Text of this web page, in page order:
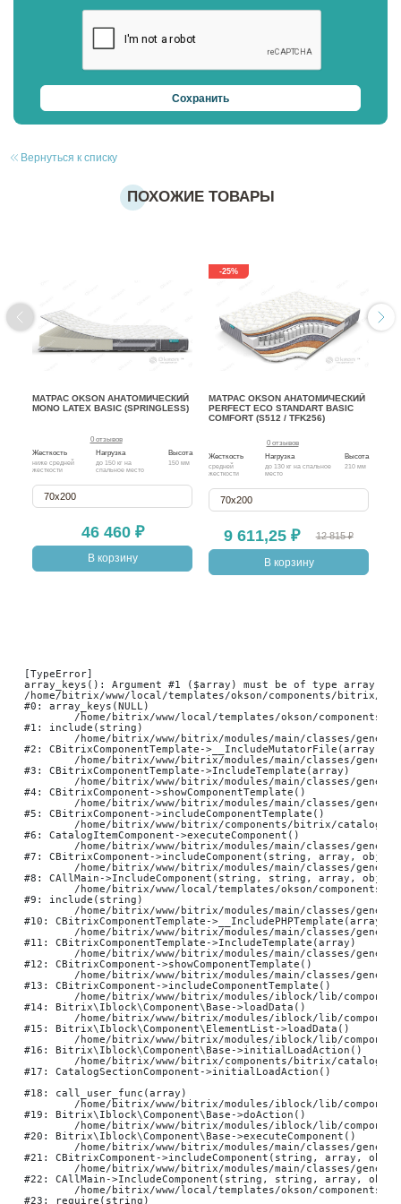
Вернуться к списку
ПОХОЖИЕ ТОВАРЫ
МАТРАС OKSON АНАТОМИЧЕСКИЙ
MONO LATEX BASIC (SPRINGLESS)
0 отзывов
46 460 ₽
Жесткость
ниже средней
жесткости
Нагрузка
до 150 кг на
спальное место
Высота
150 мм
70х200
В корзину
-25%
МАТРАС OKSON АНАТОМИЧЕСКИЙ
PERFECT ECO STANDART BASIC
COMFORT (S512 / TFK256)
0 отзывов
9 611,25 ₽ 12 815 ₽
Жесткость
средней
жесткости
Нагрузка
до 130 кг на спальное
место
Высота
210 мм
70х200
В корзину
[TypeError]
array_keys(): Argument #1 ($array) must be of type array,
/home/bitrix/www/local/templates/okson/components/bitrix/
#0: array_keys(NULL)
#1: include(string)
#2: CBitrixComponentTemplate->__IncludeMutatorFile(array,
#3: CBitrixComponentTemplate->IncludeTemplate(array)
#4: CBitrixComponent->showComponentTemplate()
#5: CBitrixComponent->includeComponentTemplate()
#6: CatalogItemComponent->executeComponent()
#7: CBitrixComponent->includeComponent(string, array,
#8: CAllMain->IncludeComponent(string, string, array,
#9: include(string)
#10: CBitrixComponentTemplate-
#11: CBitrixComponentTemplate->IncludeTemplate(array)
#12: CBitrixComponent->showComponentTemplate()
#13: CBitrixComponent->includeComponentTemplate()
#14: Bitrix\Iblock\Component\Base->loadData()
#15: Bitrix\Iblock\Component\ElementList->loadData()
#16: Bitrix\Iblock\Component\Base->initialLoadAction()
#17: CatalogSectionComponent->initialLoadAction()
#18: call_user_func(array)
#19: Bitrix\Iblock\Component\Base->doAction()
#20: Bitrix\Iblock\Component\Base->executeComponent()
#21: CBitrixComponent->includeComponent(string, array,
#22: CAllMain->IncludeComponent(string, string, array,
#23: require(string)